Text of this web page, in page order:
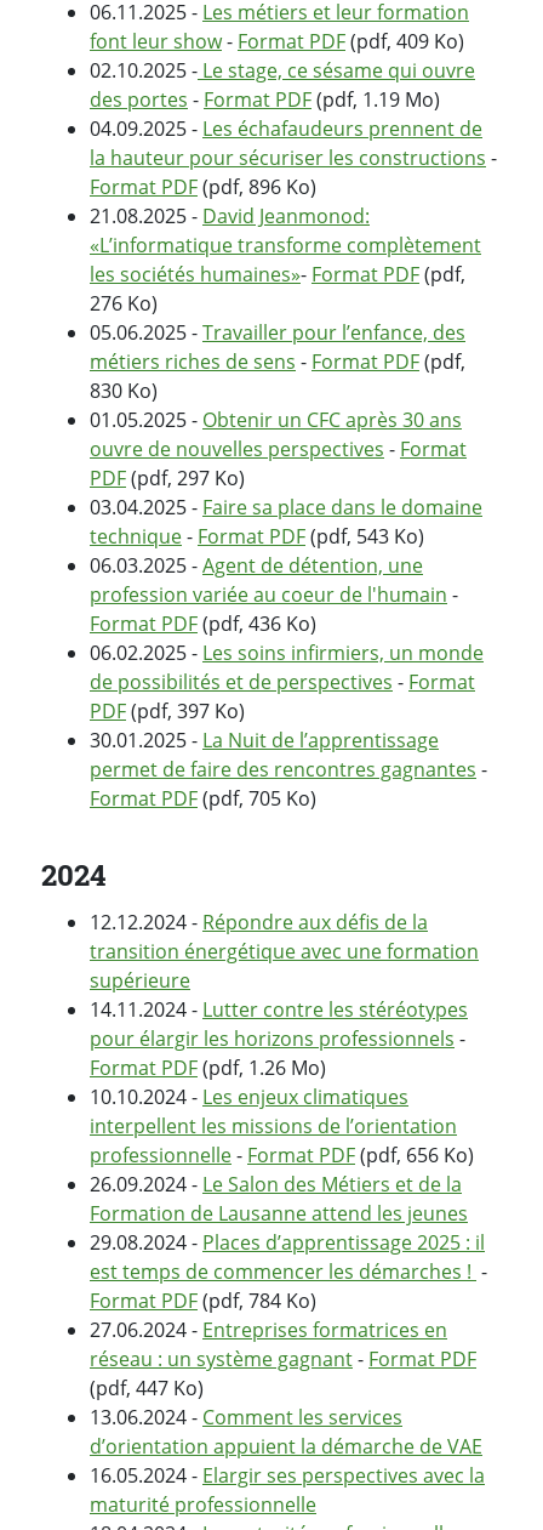
06.11.2025 - Les métiers et leur formation
font leur show- Format PDF(pdf, 409 Ko)
02.10.2025 - Le stage, ce sésame qui ouvre
des portes - Format PDF(pdf, 1.19 Mo)
04.09.2025 - Les échafaudeurs prennent de
la hauteur pour sécuriser les constructions -
Format PDF(pdf, 896 Ko)
21.08.2025 - David Jeanmonod:
«L’informatique transforme complètement
les sociétés humaines»- Format PDF(pdf,
276 Ko)
05.06.2025 -Travailler pour l’enfance, des
métiers riches de sens - Format PDF(pdf,
830 Ko)
01.05.2025 - Obtenir un CFC après 30 ans
ouvre de nouvelles perspectives - Format
PDF(pdf, 297 Ko)
03.04.2025 - Faire sa place dans le domaine
technique- Format PDF(pdf, 543 Ko)
06.03.2025 -Agent de détention, une
profession variée au coeur de l'humain -
Format PDF(pdf, 436 Ko)
06.02.2025 - Les soins infirmiers, un monde
de possibilités et de perspectives - Format
PDF(pdf, 397 Ko)
30.01.2025 - La Nuit de l’apprentissage
permet de faire des rencontres gagnantes -
Format PDF(pdf, 705 Ko)
2024
12.12.2024 - Répondre aux défis de la
transition énergétique avec une formation
supérieure
14.11.2024 - Lutter contre les stéréotypes
pour élargir les horizons professionnels -
Format PDF(pdf, 1.26 Mo)
10.10.2024 - Les enjeux climatiques
interpellent les missions de l’orientation
professionnelle- Format PDF(pdf, 656 Ko)
26.09.2024 - Le Salon des Métiers et de la
Formation de Lausanne attend les jeunes
29.08.2024 - Places d’apprentissage 2025 : il
est temps de commencer les démarches ! -
Format PDF(pdf, 784 Ko)
27.06.2024 - Entreprises formatrices en
réseau : un système gagnant- Format PDF
(pdf, 447 Ko)
13.06.2024 - Comment les services
d’orientation appuient la démarche de VAE
16.05.2024 - Elargir ses perspectives avec la
maturité professionnelle